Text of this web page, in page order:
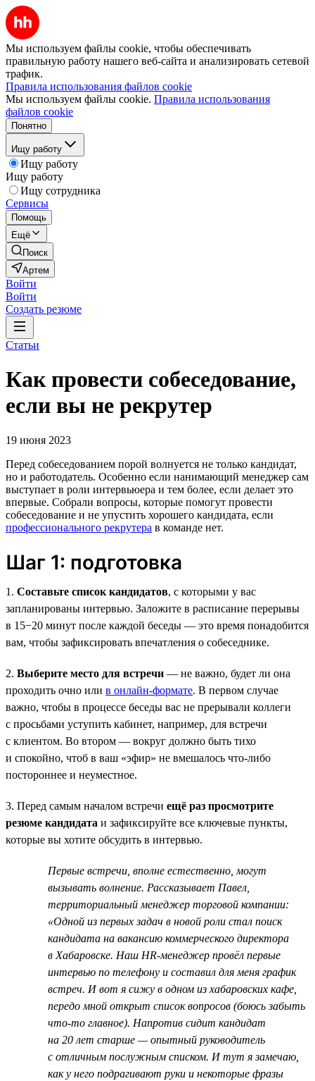
Мы используем файлы cookie, чтобы обеспечивать
правильную работу нашего веб-сайта и анализировать сетевой
трафик.
Правила использования файлов cookie
Мы используем файлы cookie. Правила использования
файлов cookie
Понятно
Ищу работу
Ищу работу
Ищу работу
Ищу сотрудника
Сервисы
Помощь
Ещё
Поиск
Артем
Войти
Войти
Создать резюме
Статьи
Как провести собеседование,
если вы не рекрутер
19 июня 2023
Перед собеседованием порой волнуется не только кандидат,
но и работодатель. Особенно если нанимающий менеджер сам
выступает в роли интервьюера и тем более, если делает это
впервые. Собрали вопросы, которые помогут провести
собеседование и не упустить хорошего кандидата, если
профессионального рекрутера в команде нет.
Шаг 1: подготовка
1. Составьте список кандидатов, с которыми у вас
запланированы интервью. Заложите в расписание перерывы
в 15−20 минут после каждой беседы — это время понадобится
вам, чтобы зафиксировать впечатления о собеседнике.
2. Выберите место для встречи — не важно, будет ли она
проходить очно или в онлайн-формате. В первом случае
важно, чтобы в процессе беседы вас не прерывали коллеги
с просьбами уступить кабинет, например, для встречи
с клиентом. Во втором — вокруг должно быть тихо
и спокойно, чтоб в ваш «эфир» не вмешалось что-либо
постороннее и неуместное.
3. Перед самым началом встречи ещё раз просмотрите
резюме кандидата и зафиксируйте все ключевые пункты,
которые вы хотите обсудить в интервью.
Первые встречи, вполне естественно, могут
вызывать волнение. Рассказывает Павел,
территориальный менеджер торговой компании:
«Одной из первых задач в новой роли стал поиск
кандидата на вакансию коммерческого директора
в Хабаровске. Наш HR-менеджер провёл первые
интервью по телефону и составил для меня график
встреч. И вот я сижу в одном из хабаровских кафе,
передо мной открыт список вопросов (боюсь забыть
что-то главное). Напротив сидит кандидат
на 20 лет старше — опытный руководитель
с отличным послужным списком. И тут я замечаю,
как у него подрагивают руки и некоторые фразы